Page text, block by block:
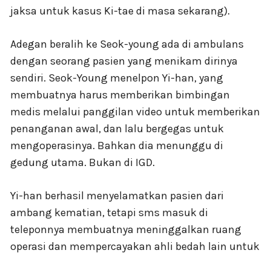
jaksa untuk kasus Ki-tae di masa sekarang).
Adegan beralih ke Seok-young ada di ambulans
dengan seorang pasien yang menikam dirinya
sendiri. Seok-Young menelpon Yi-han, yang
membuatnya harus memberikan bimbingan
medis melalui panggilan video untuk memberikan
penanganan awal, dan lalu bergegas untuk
mengoperasinya. Bahkan dia menunggu di
gedung utama. Bukan di IGD.
Yi-han berhasil menyelamatkan pasien dari
ambang kematian, tetapi sms masuk di
teleponnya membuatnya meninggalkan ruang
operasi dan mempercayakan ahli bedah lain untuk